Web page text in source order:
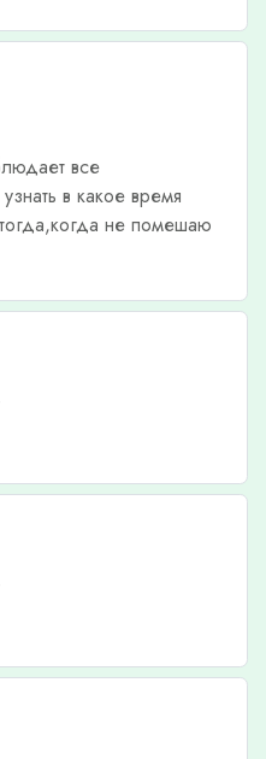
все
в какое время
не помешаю